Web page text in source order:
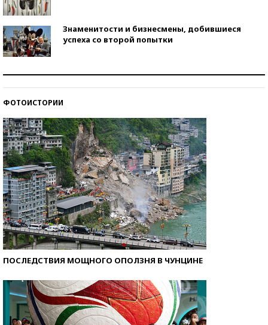
Знаменитости и бизнесмены, добившиеся
успеха со второй попытки
ФОТОИСТОРИИ
ПОСЛЕДСТВИЯ МОЩНОГО ОПОЛЗНЯ В ЧУНЦИНЕ